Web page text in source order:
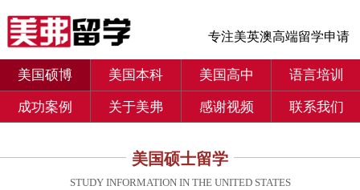
专注美英澳高端留学申请
美国硕博 美国本科 美国高中 语言培训
成功案例 关于美弗 感谢视频 联系我们
美国硕士留学
STUDY INFORMATION IN THE UNITED STATES